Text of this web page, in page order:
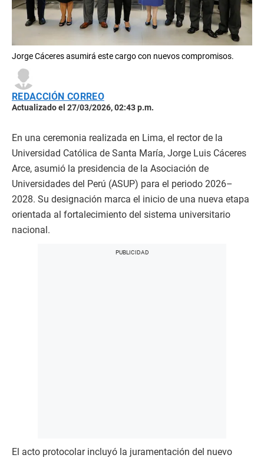
Jorge Cáceres asumirá este cargo con nuevos compromisos.
REDACCIÓN CORREO
Actualizado el 27/03/2026, 02:43 p.m.
En una ceremonia realizada en Lima, el rector de la
Universidad Católica de Santa María, Jorge Luis Cáceres
Arce, asumió la presidencia de la Asociación de
Universidades del Perú (ASUP) para el periodo 2026–
2028. Su designación marca el inicio de una nueva etapa
orientada al fortalecimiento del sistema universitario
nacional.
El acto protocolar incluyó la juramentación del nuevo